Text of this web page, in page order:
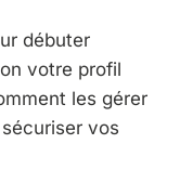
débuter
votre profil
les gérer
vos